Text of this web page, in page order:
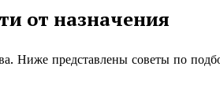
от назначения
Ниже представлены советы по